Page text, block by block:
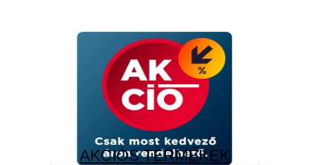
AKCIÓS TERMÉKEK